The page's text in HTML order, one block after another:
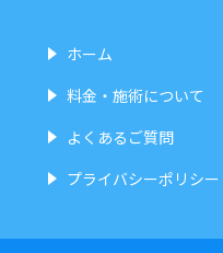
ホーム
料金・施術について
よくあるご質問
プライバシーポリシー